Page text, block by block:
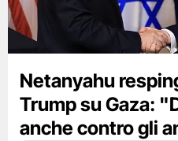
Netanyahu
Trump su Gaza:
anche contro gli